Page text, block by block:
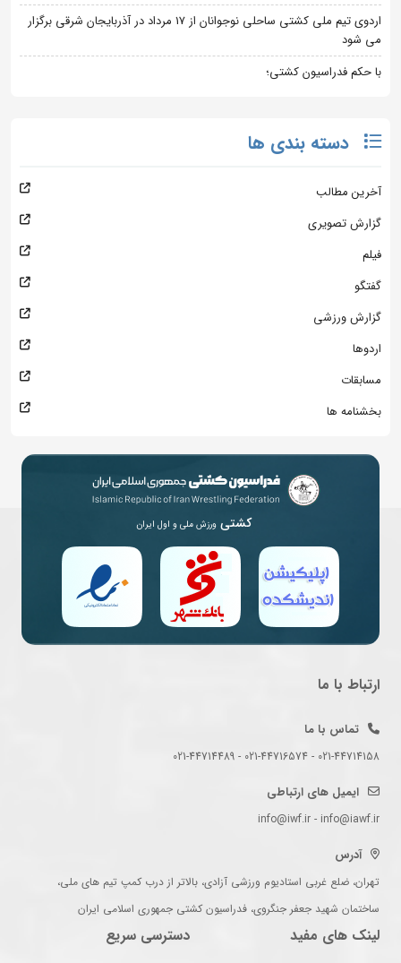
اردوی تیم ملی کشتی ساحلی نوجوانان از 17 مرداد در آذربایجان شرقی برگزار
می شود
با حکم فدراسیون کشتی؛
دسته بندی ها
آخرین مطالب
گزارش تصویری
فیلم
گفتگو
گزارش ورزشی
اردوها
مسابقات
بخشنامه ها
کشتی ورزش ملی و اول ایران
ارتباط با ما
تماس با ما
021-44714158 - 021-44716574 - 021-44714489
ایمیل های ارتباطی
info@iwf.ir - info@iawf.ir
آدرس
تهران، ضلع غربی استادیوم ورزشی آزادی، بالاتر از درب کمپ تیم های ملی،
ساختمان شهید جعفر جنگروی، فدراسیون کشتی جمهوری اسلامی ایران
لینک های مفید دسترسی سریع